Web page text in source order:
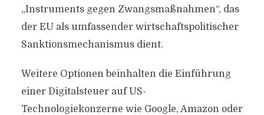
„Instruments gegen Zwangsmaßnahmen“, das
der EU als umfassender wirtschaftspolitischer
Sanktionsmechanismus dient.
Weitere Optionen beinhalten die Einführung
einer Digitalsteuer auf US-
Technologiekonzerne wie Google, Amazon oder